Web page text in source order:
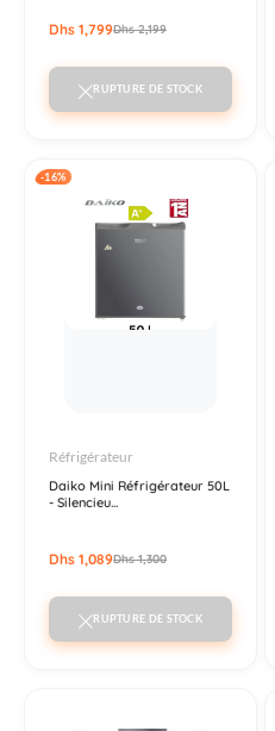
Dhs 1,799Dhs 2,199
RUPTURE DE STOCK
-16%
Réfrigérateur
Daiko Mini Réfrigérateur 50L
- Silencieu...
Dhs 1,089Dhs 1,300
RUPTURE DE STOCK